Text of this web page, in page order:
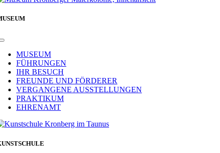
Toggle
NavigationMUSEUM
FÜHRUNGEN
IHR BESUCH
FREUNDE UND FÖRDERER
VERGANGENE AUSSTELLUNGEN
PRAKTIKUM
EHRENAMT